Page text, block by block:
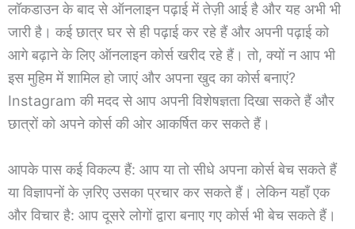
लॉकडाउन के बाद से ऑनलाइन पढ़ाई में तेज़ी आई है और यह अभी भी
जारी है। कई छात्र घर से ही पढ़ाई कर रहे हैं और अपनी पढ़ाई को
आगे बढ़ाने के लिए ऑनलाइन कोर्स खरीद रहे हैं। तो, क्यों न आप भी
इस मुहिम में शामिल हो जाएं और अपना खुद का कोर्स बनाएं?
Instagram की मदद से आप अपनी विशेषज्ञता दिखा सकते हैं और
छात्रों को अपने कोर्स की ओर आकर्षित कर सकते हैं।
आपके पास कई विकल्प हैं: आप या तो सीधे अपना कोर्स बेच सकते हैं
या विज्ञापनों के ज़रिए उसका प्रचार कर सकते हैं। लेकिन यहाँ एक
और विचार है: आप दूसरे लोगों द्वारा बनाए गए कोर्स भी बेच सकते हैं।